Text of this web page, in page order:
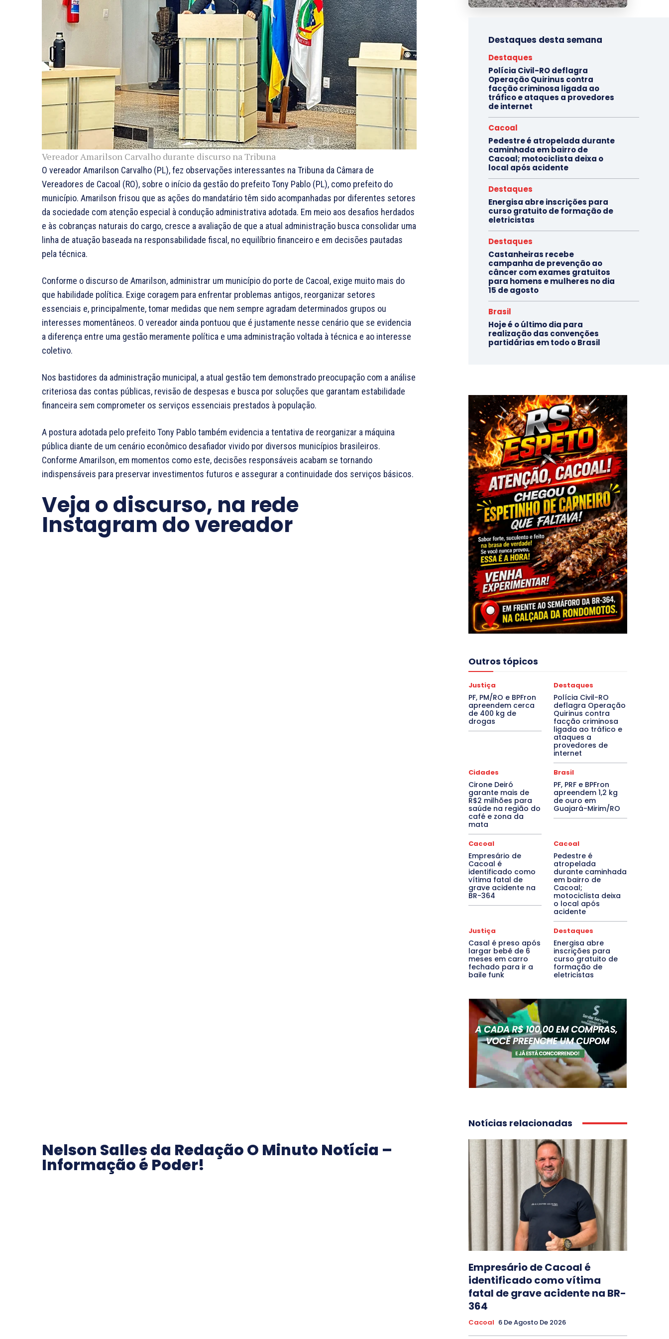
Vereador Amarilson Carvalho durante discurso na Tribuna
O vereador Amarilson Carvalho (PL), fez observações interessantes na Tribuna da Câmara de
Vereadores de Cacoal (RO), sobre o início da gestão do prefeito Tony Pablo (PL), como prefeito do
município. Amarilson frisou que as ações do mandatário têm sido acompanhadas por diferentes setores
da sociedade com atenção especial à condução administrativa adotada. Em meio aos desafios herdados
e às cobranças naturais do cargo, cresce a avaliação de que a atual administração busca consolidar uma
linha de atuação baseada na responsabilidade fiscal, no equilíbrio financeiro e em decisões pautadas
pela técnica.
Conforme o discurso de Amarilson, administrar um município do porte de Cacoal, exige muito mais do
que habilidade política. Exige coragem para enfrentar problemas antigos, reorganizar setores
essenciais e, principalmente, tomar medidas que nem sempre agradam determinados grupos ou
interesses momentâneos. O vereador ainda pontuou que é justamente nesse cenário que se evidencia
a diferença entre uma gestão meramente política e uma administração voltada à técnica e ao interesse
coletivo.
Nos bastidores da administração municipal, a atual gestão tem demonstrado preocupação com a análise
criteriosa das contas públicas, revisão de despesas e busca por soluções que garantam estabilidade
financeira sem comprometer os serviços essenciais prestados à população.
A postura adotada pelo prefeito Tony Pablo também evidencia a tentativa de reorganizar a máquina
pública diante de um cenário econômico desafiador vivido por diversos municípios brasileiros.
Conforme Amarilson, em momentos como este, decisões responsáveis acabam se tornando
indispensáveis para preservar investimentos futuros e assegurar a continuidade dos serviços básicos.
Veja o discurso, na rede
Instagram do vereador
Nelson Salles da Redação O Minuto Notícia –
Informação é Poder!
Destaques desta semana
Destaques
Polícia Civil-RO deflagra
Operação Quirinus contra
facção criminosa ligada ao
tráfico e ataques a provedores
de internet
Cacoal
Pedestre é atropelada durante
caminhada em bairro de
Cacoal; motociclista deixa o
local após acidente
Destaques
Energisa abre inscrições para
curso gratuito de formação de
eletricistas
Destaques
Castanheiras recebe
campanha de prevenção ao
câncer com exames gratuitos
para homens e mulheres no dia
15 de agosto
Brasil
Hoje é o último dia para
realização das convenções
partidárias em todo o Brasil
Outros tópicos
Justiça
PF, PM/RO e BPFron
apreendem cerca
de 400 kg de
drogas
Destaques
Polícia Civil-RO
deflagra Operação
Quirinus contra
facção criminosa
ligada ao tráfico e
ataques a
provedores de
internet
Cidades
Cirone Deiró
garante mais de
R$2 milhões para
saúde na região do
café e zona da
mata
Brasil
PF, PRF e BPFron
apreendem 1,2 kg
de ouro em
Guajará-Mirim/RO
Cacoal
Empresário de
Cacoal é
identificado como
vítima fatal de
grave acidente na
BR-364
Cacoal
Pedestre é
atropelada
durante caminhada
em bairro de
Cacoal;
motociclista deixa
o local após
acidente
Justiça
Casal é preso após
largar bebê de 6
meses em carro
fechado para ir a
baile funk
Destaques
Energisa abre
inscrições para
curso gratuito de
formação de
eletricistas
Notícias relacionadas
Empresário de Cacoal é
identificado como vítima
fatal de grave acidente na BR-
364
Cacoal 6 De Agosto De 2026